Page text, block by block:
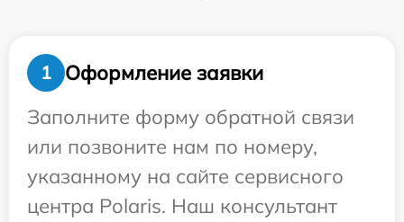
1
Оформление заявки
Заполните форму обратной связи
или позвоните нам по номеру,
указанному на сайте сервисного
центра Polaris. Наш консультант